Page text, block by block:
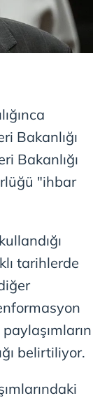
Bakanlığı
Bakanlığı
"ihbar
tarihlerde
belirtiliyor.